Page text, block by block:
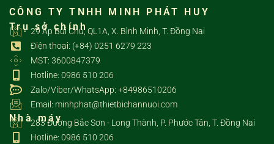
CÔNG TY TNHH MINH PHÁT HUY
Trụ sở chính
29 Ấp Bùi Chu, QL1A, X. Bình Minh, T. Đồng Nai
Điện thoại: (+84) 0251 6279 223
MST: 3600847379
Hotline: 0986 510 206
Zalo/Viber/WhatsApp: +84986510206
Email: minhphat@thietbichannuoi.com
Nhà máy
283 Đường Bắc Sơn - Long Thành, P. Phước Tân, T. Đồng Nai
Hotline: 0986 510 206